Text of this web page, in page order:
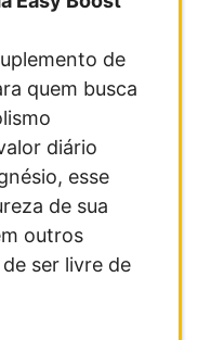
de
quem busca
diário
esse
de sua
outros
ser livre de